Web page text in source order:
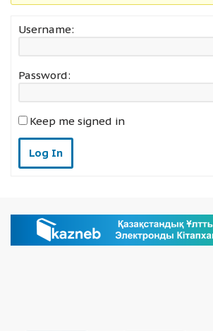
Username:
Password:
Keep me signed in
Log In